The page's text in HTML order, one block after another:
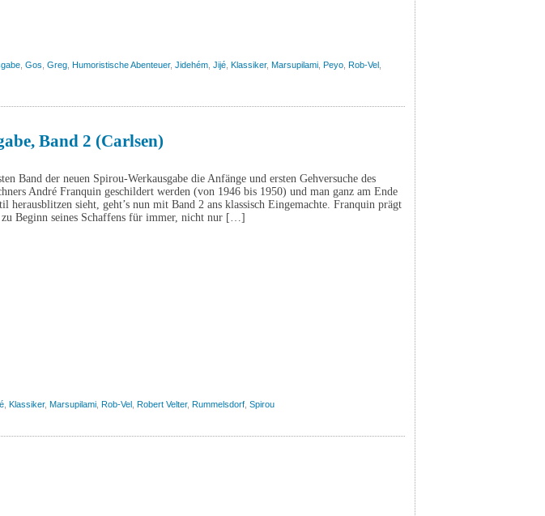
Gos Greg Humoristische Abenteuer, Jidehém Jijé Klassiker, Marsupilami Peyo Rob-Vel
Band 2 (Carlsen)
Band der neuen Spirou-Werkausgabe die Anfänge und ersten Gehversuche des
André Franquin geschildert werden (von 1946 bis 1950) und man ganz am Ende
herausblitzen sieht, geht’s nun mit Band 2 ans klassisch Eingemachte. Franquin prägt
Beginn seines Schaffens für immer, nicht nur […]
Klassiker, Marsupilami Rob-Vel Robert Velter, Rummelsdorf Spirou